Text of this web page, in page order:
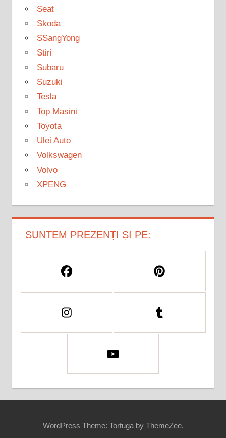
Seat
Skoda
SSangYong
Stiri
Subaru
Suzuki
Tesla
Top Masini
Toyota
Ulei Auto
Volkswagen
Volvo
XPENG
SUNTEM PREZENȚI ȘI PE:
WordPress Theme: Tortuga by ThemeZee.